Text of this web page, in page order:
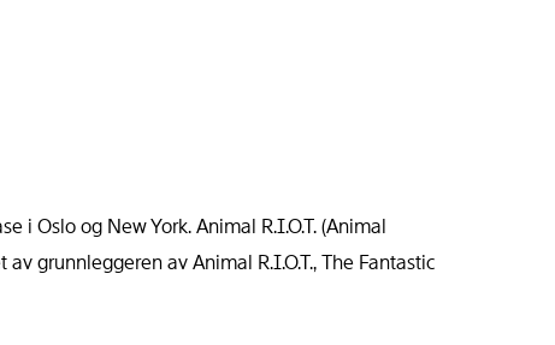
i Oslo og New York. Animal R.I.O.T. (Animal
grunnleggeren av Animal R.I.O.T., The Fantastic